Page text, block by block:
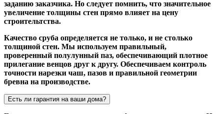
заданию заказчика. Но следует помнить, что значительное
увеличение толщины стен прямо влияет на цену
строительтства.
Качество сруба определяется не только, и не столько
толщиной стен. Мы используем правильный,
проверенный полулунный паз, обеспечивающий плотное
прилегание венцов друг к другу. Обеспечиваем контроль
точности нарезки чаш, пазов и правильной геометрии
бревна на производстве.
Есть ли гарантия на ваши дома?